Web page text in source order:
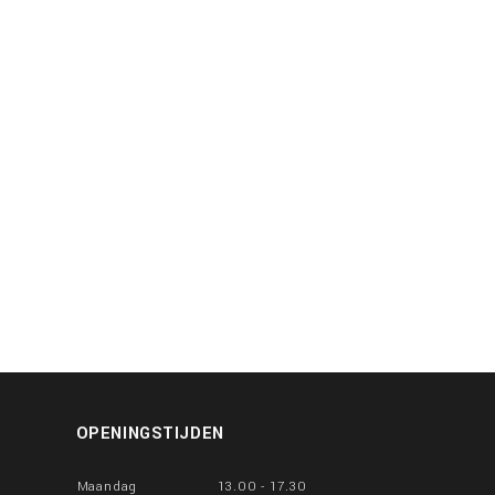
OPENINGSTIJDEN
Maandag 13.00 - 17.30